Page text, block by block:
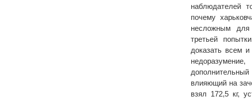
наблюдателей
почему
несложным
третьей
доказать всем
влияющий на
взял 172,5 кг,